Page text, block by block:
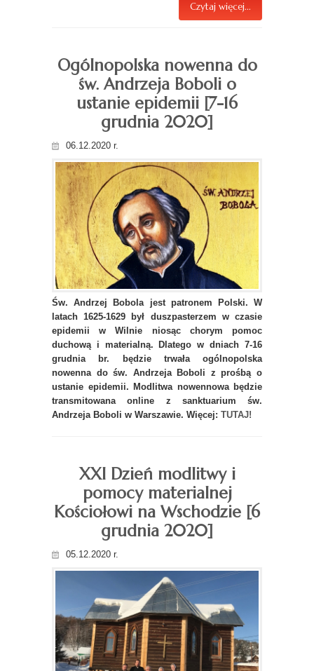
Czytaj więcej...
Ogólnopolska nowenna do
św. Andrzeja Boboli o
ustanie epidemii [7-16
grudnia 2020]
06.12.2020 r.
Św. Andrzej Bobola jest patronem Polski. W
latach 1625-1629 był duszpasterzem w czasie
epidemii w Wilnie niosąc chorym pomoc
duchową i materialną. Dlatego w dniach 7-16
grudnia br. będzie trwała ogólnopolska
nowenna do św. Andrzeja Boboli z prośbą o
ustanie epidemii. Modlitwa nowennowa będzie
transmitowana online z sanktuarium
św.
Andrzeja Boboli w Warszawie. Więcej: TUTAJ!
XXI Dzień modlitwy i
pomocy materialnej
Kościołowi na Wschodzie [6
grudnia 2020]
05.12.2020 r.